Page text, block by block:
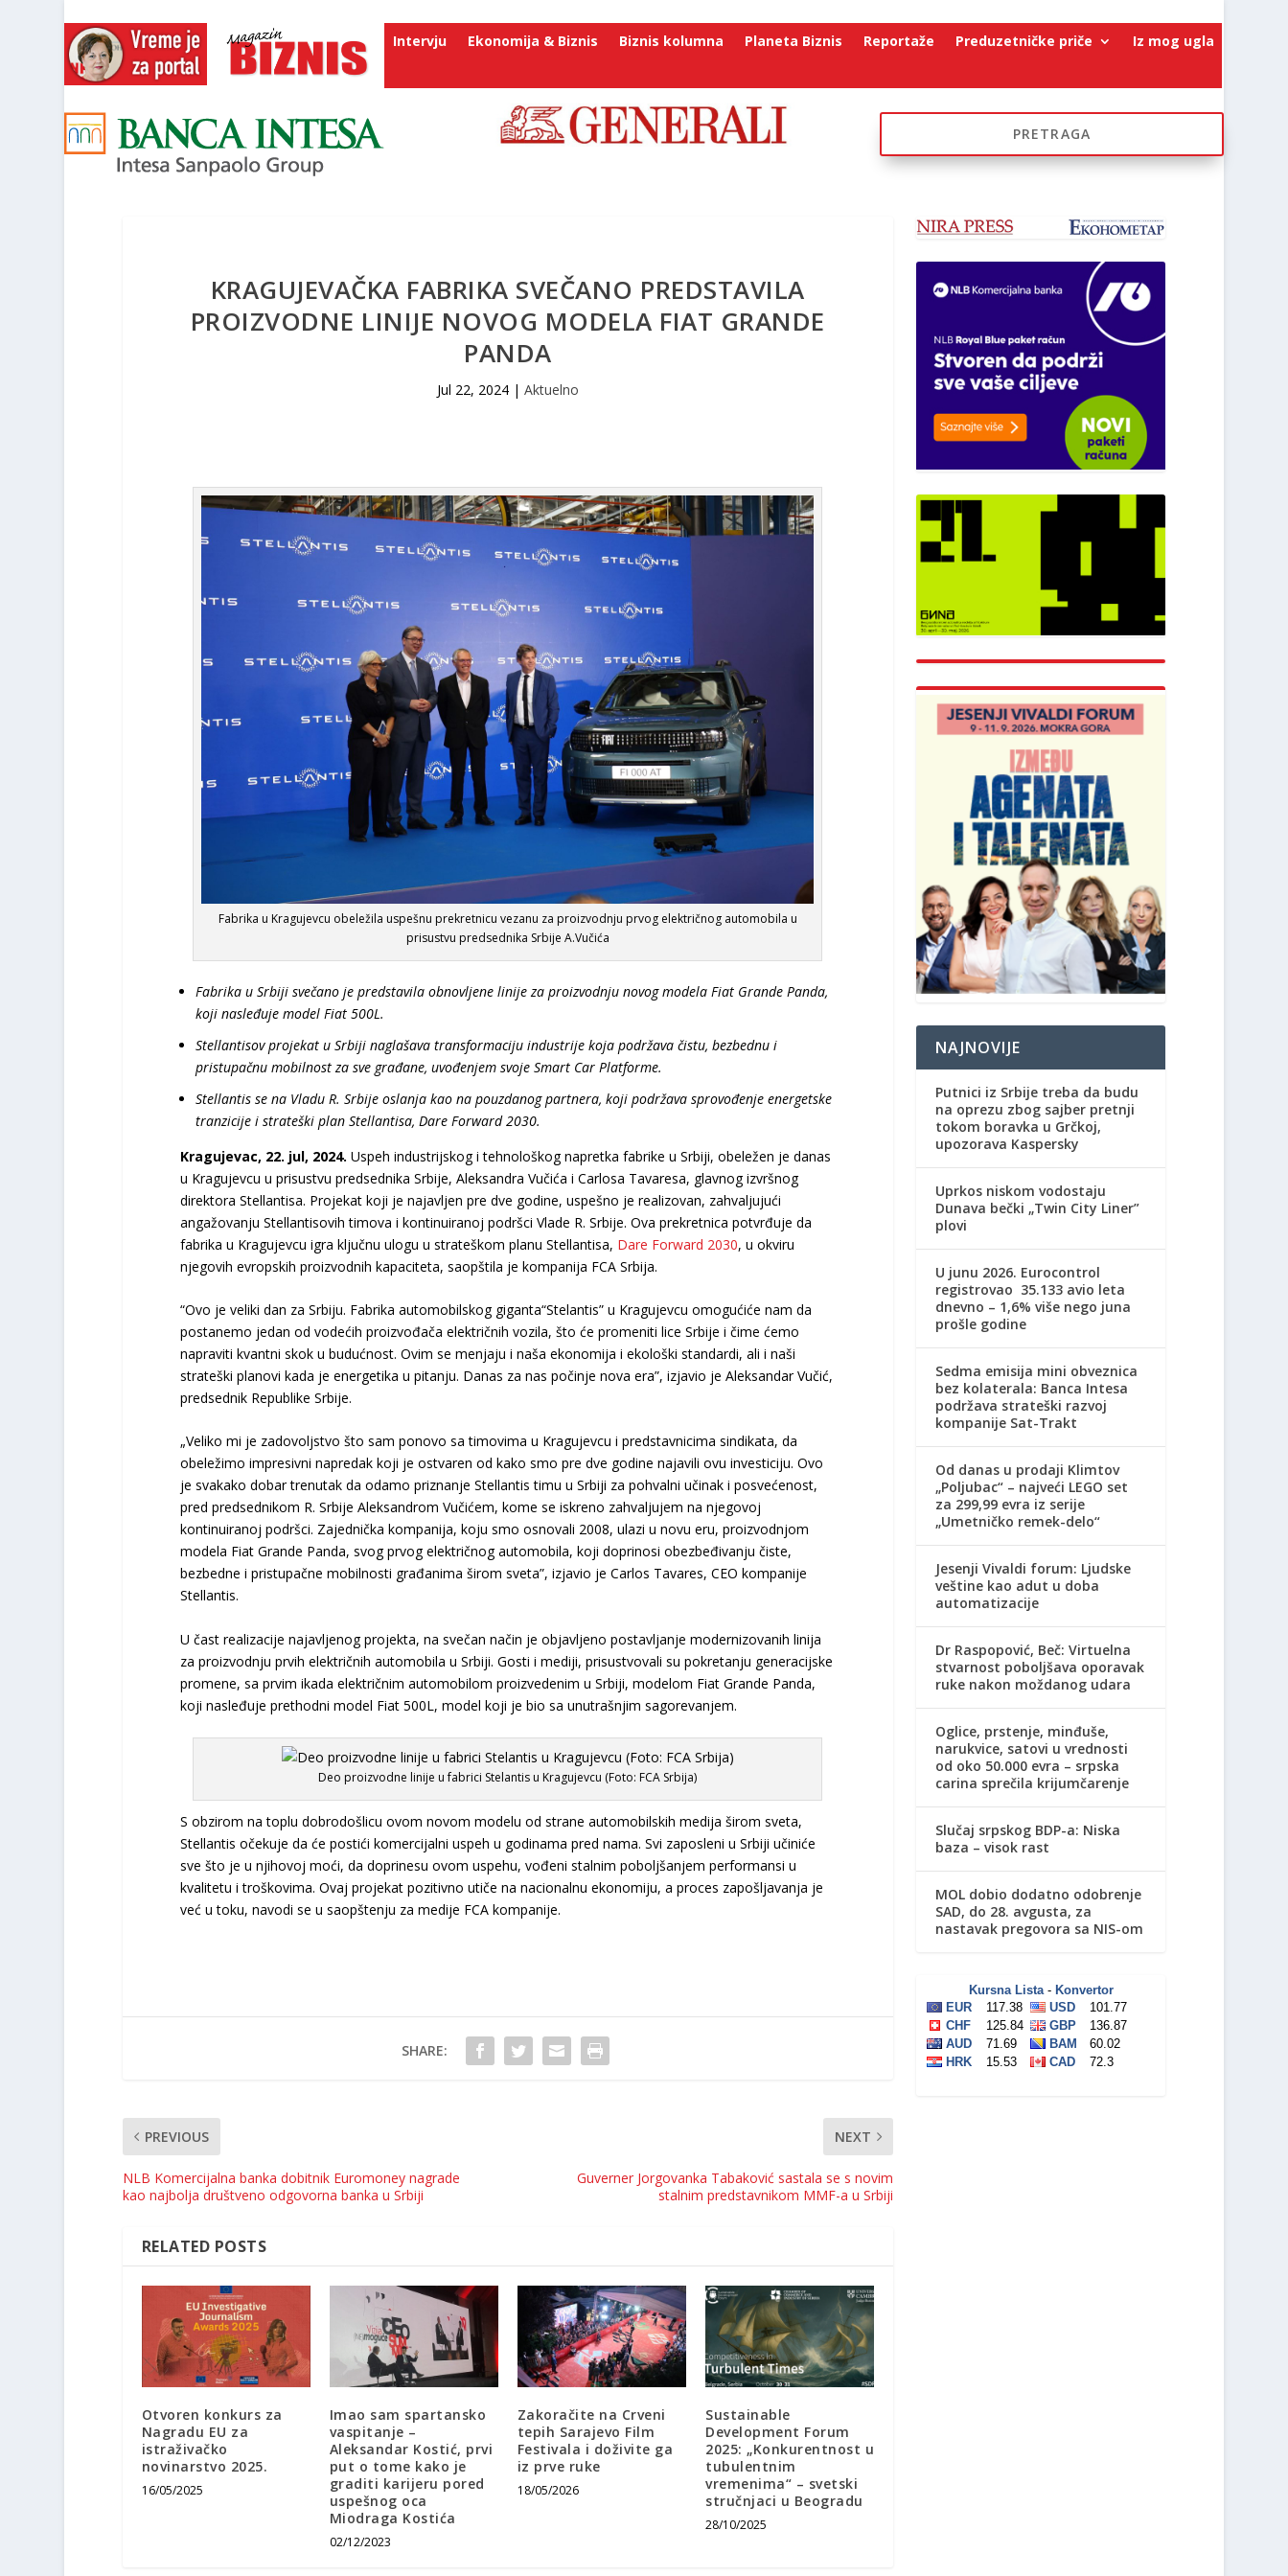
Intervju Ekonomija & Biznis Biznis kolumna Planeta Biznis Reportaže Preduzetničke priče Iz mog ugla
KRAGUJEVAČKA FABRIKA SVEČANO PREDSTAVILA
PROIZVODNE LINIJE NOVOG MODELA FIAT GRANDE
PANDA
Jul 22, 2024| Aktuelno
Fabrika u Kragujevcu obeležila uspešnu prekretnicu vezanu za proizvodnju prvog električnog automobila u
prisustvu predsednika Srbije A.Vučića
Fabrika u Srbiji svečano je predstavila obnovljene linije za proizvodnju novog modela Fiat Grande Panda,
koji nasleđuje model Fiat 500L.
Stellantisov projekat u Srbiji naglašava transformaciju industrije koja podržava čistu, bezbednu i
pristupačnu mobilnost za sve građane, uvođenjem svoje Smart Car Platforme.
Stellantis se na Vladu R. Srbije oslanja kao na pouzdanog partnera, koji podržava sprovođenje energetske
tranzicije i strateški plan Stellantisa, Dare Forward 2030.
Kragujevac, 22. jul, 2024. Uspeh industrijskog i tehnološkog napretka fabrike u Srbiji, obeležen je danas
u Kragujevcu u prisustvu predsednika Srbije, Aleksandra Vučića i Carlosa Tavaresa, glavnog izvršnog
direktora Stellantisa. Projekat koji je najavljen pre dve godine, uspešno je realizovan, zahvaljujući
angažovanju Stellantisovih timova i kontinuiranoj podršci Vlade R. Srbije. Ova prekretnica potvrđuje da
fabrika u Kragujevcu igra ključnu ulogu u strateškom planu Stellantisa, Dare Forward 2030, u okviru
njegovih evropskih proizvodnih kapaciteta, saopštila je kompanija FCA Srbija.
“Ovo je veliki dan za Srbiju. Fabrika automobilskog giganta“Stelantis” u Kragujevcu omogućiće nam da
postanemo jedan od vodećih proizvođača električnih vozila, što će promeniti lice Srbije i čime ćemo
napraviti kvantni skok u budućnost. Ovim se menjaju i naša ekonomija i ekološki standardi, ali i naši
strateški planovi kada je energetika u pitanju. Danas za nas počinje nova era”, izjavio je Aleksandar Vučić,
predsednik Republike Srbije.
„Veliko mi je zadovoljstvo što sam ponovo sa timovima u Kragujevcu i predstavnicima sindikata, da
obeležimo impresivni napredak koji je ostvaren od kako smo pre dve godine najavili ovu investiciju. Ovo
je svakako dobar trenutak da odamo priznanje Stellantis timu u Srbiji za pohvalni učinak i posvećenost,
pred predsednikom R. Srbije Aleksandrom Vučićem, kome se iskreno zahvaljujem na njegovoj
kontinuiranoj podršci. Zajednička kompanija, koju smo osnovali 2008, ulazi u novu eru, proizvodnjom
modela Fiat Grande Panda, svog prvog električnog automobila, koji doprinosi obezbeđivanju čiste,
bezbedne i pristupačne mobilnosti građanima širom sveta”, izjavio je Carlos Tavares, CEO kompanije
Stellantis.
U čast realizacije najavljenog projekta, na svečan način je objavljeno postavljanje modernizovanih linija
za proizvodnju prvih električnih automobila u Srbiji. Gosti i mediji, prisustvovali su pokretanju generacijske
promene, sa prvim ikada električnim automobilom proizvedenim u Srbiji, modelom Fiat Grande Panda,
koji nasleđuje prethodni model Fiat 500L, model koji je bio sa unutrašnjim sagorevanjem.
Deo proizvodne linije u fabrici Stelantis u Kragujevcu (Foto: FCA Srbija)
S obzirom na toplu dobrodošlicu ovom novom modelu od strane automobilskih medija širom sveta,
Stellantis očekuje da će postići komercijalni uspeh u godinama pred nama. Svi zaposleni u Srbiji učiniće
sve što je u njihovoj moći, da doprinesu ovom uspehu, vođeni stalnim poboljšanjem performansi u
kvalitetu i troškovima. Ovaj projekat pozitivno utiče na nacionalnu ekonomiju, a proces zapošljavanja je
već u toku, navodi se u saopštenju za medije FCA kompanije.
SHARE:
PREVIOUS
NLB Komercijalna banka dobitnik Euromoney nagrade
kao najbolja društveno odgovorna banka u Srbiji
NEXT
Guverner Jorgovanka Tabaković sastala se s novim
stalnim predstavnikom MMF-a u Srbiji
RELATED POSTS
Otvoren konkurs za
Nagradu EU za
istraživačko
novinarstvo 2025.
16/05/2025
Imao sam spartansko
vaspitanje –
Aleksandar Kostić, prvi
put o tome kako je
graditi karijeru pored
uspešnog oca
Miodraga Kostića
02/12/2023
Zakoračite na Crveni
tepih Sarajevo Film
Festivala i doživite ga
iz prve ruke
18/05/2026
Sustainable
Development Forum
2025: „Konkurentnost u
tubulentnim
vremenima“ – svetski
stručnjaci u Beogradu
28/10/2025
NAJNOVIJE
Putnici iz Srbije treba da budu
na oprezu zbog sajber pretnji
tokom boravka u Grčkoj,
upozorava Kaspersky
Uprkos niskom vodostaju
Dunava bečki „Twin City Liner”
plovi
U junu 2026. Eurocontrol
registrovao 35.133 avio leta
dnevno – 1,6% više nego juna
prošle godine
Sedma emisija mini obveznica
bez kolaterala: Banca Intesa
podržava strateški razvoj
kompanije Sat-Trakt
Od danas u prodaji Klimtov
„Poljubac“ – najveći LEGO set
za 299,99 evra iz serije
„Umetničko remek-delo“
Jesenji Vivaldi forum: Ljudske
veštine kao adut u doba
automatizacije
Dr Raspopović, Beč: Virtuelna
stvarnost poboljšava oporavak
ruke nakon moždanog udara
Oglice, prstenje, minđuše,
narukvice, satovi u vrednosti
od oko 50.000 evra – srpska
carina sprečila krijumčarenje
Slučaj srpskog BDP-a: Niska
baza – visok rast
MOL dobio dodatno odobrenje
SAD, do 28. avgusta, za
nastavak pregovora sa NIS-om